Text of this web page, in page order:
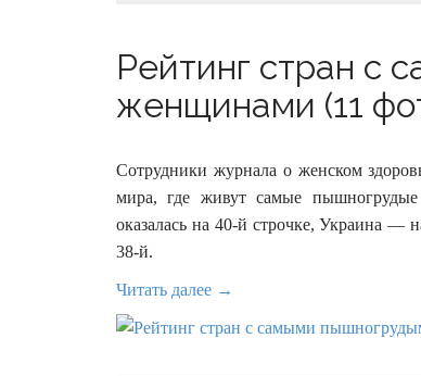
Рейтинг стран с
женщинами (11
Сотрудники журнала о женском
мира, где живут самые
оказалась на 40-й строчке, Украина
38-й.
Читать далее →